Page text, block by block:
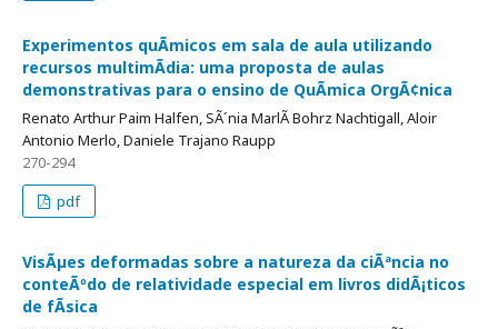
Experimentos quÃ­micos em sala de aula utilizando
recursos multimÃ­dia: uma proposta de aulas
demonstrativas para o ensino de QuÃ­mica OrgÃ¢nica
Renato Arthur Paim Halfen, SÃ´nia MarlÃ­ Bohrz Nachtigall, Aloir
Antonio Merlo, Daniele Trajano Raupp
270-294
pdf
VisÃµes deformadas sobre a natureza da ciÃªncia no
conteÃºdo de relatividade especial em livros didÃ¡ticos
de fÃ­sica